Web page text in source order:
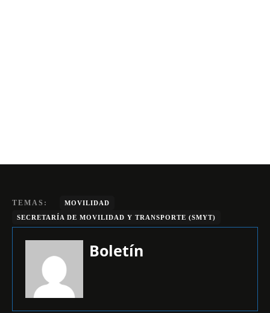
TEMAS:
MOVILIDAD
SECRETARÍA DE MOVILIDAD Y TRANSPORTE (SMYT)
Boletín